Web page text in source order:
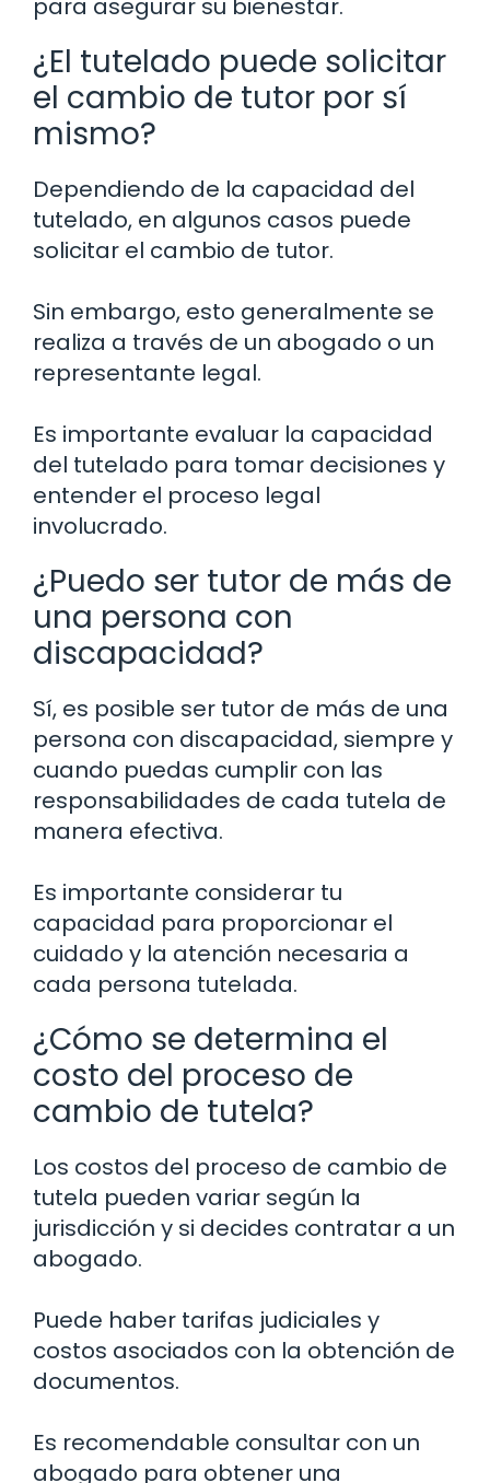
para asegurar su bienestar.
¿El tutelado puede solicitar
el cambio de tutor por sí
mismo?
Dependiendo de la capacidad del
tutelado, en algunos casos puede
solicitar el cambio de tutor.
Sin embargo, esto generalmente se
realiza a través de un abogado o un
representante legal.
Es importante evaluar la capacidad
del tutelado para tomar decisiones y
entender el proceso legal
involucrado.
¿Puedo ser tutor de más de
una persona con
discapacidad?
Sí, es posible ser tutor de más de una
persona con discapacidad, siempre y
cuando puedas cumplir con las
responsabilidades de cada tutela de
manera efectiva.
Es importante considerar tu
capacidad para proporcionar el
cuidado y la atención necesaria a
cada persona tutelada.
¿Cómo se determina el
costo del proceso de
cambio de tutela?
Los costos del proceso de cambio de
tutela pueden variar según la
jurisdicción y si decides contratar a un
abogado.
Puede haber tarifas judiciales y
costos asociados con la obtención de
documentos.
Es recomendable consultar con un
abogado para obtener una